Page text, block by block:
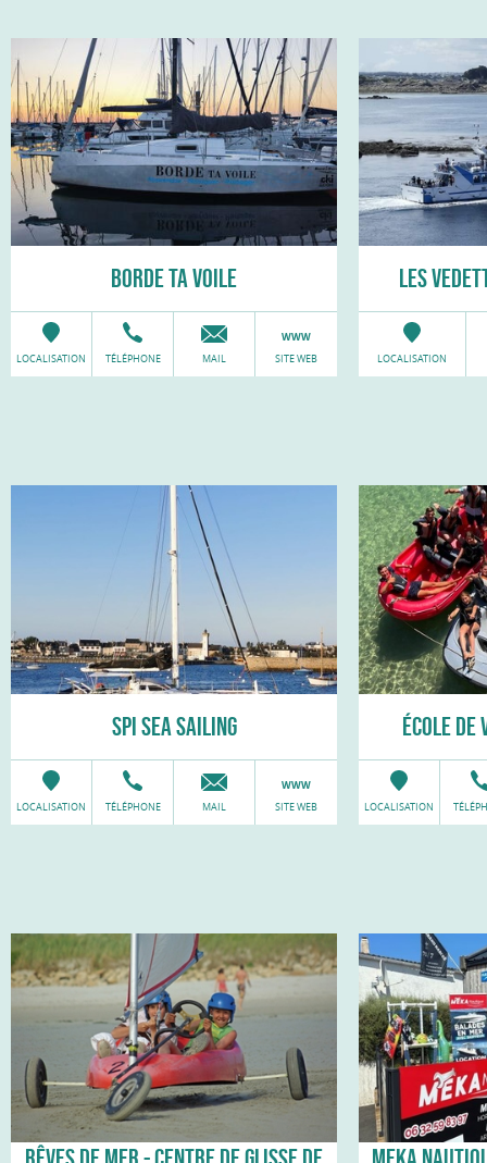
BORDE TA VOILE
LOCALISATION TÉLÉPHONE MAIL SITE WEB
LES
LOCALISATION
SPI SEA SAILING
LOCALISATION TÉLÉPHONE MAIL SITE WEB
ÉCOLE DE
LOCALISATION